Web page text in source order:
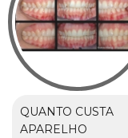
QUANTO CUSTA
APARELHO